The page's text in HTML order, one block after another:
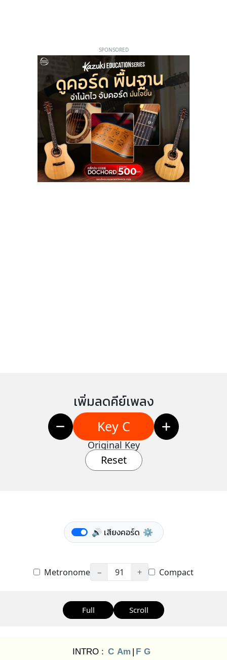
SPONSORED
เพิ่มลดคีย์เพลง
Key C
Original Key
Reset
🔊 เสียงคอร์ด ⚙️
Metronome − 91 + Compact
Full Scroll
INTRO : C Am | F G